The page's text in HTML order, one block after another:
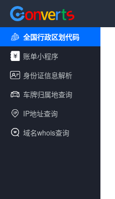
全国行政区划代码
账单小程序
身份证信息解析
车牌归属地查询
IP地址查询
域名whois查询